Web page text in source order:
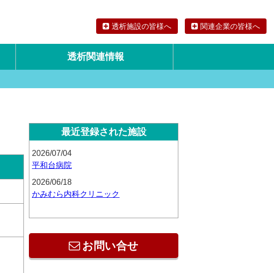
透析施設の皆様へ 関連企業の皆様へ
透析関連情報
最近登録された施設
2026/07/04
平和台病院
2026/06/18
かみむら内科クリニック
お問い合せ